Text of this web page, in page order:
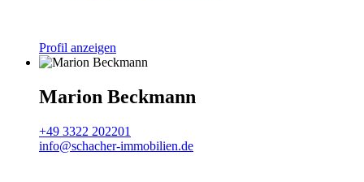
Profil anzeigen
Marion Beckmann
+49 3322 202201
info@schacher-immobilien.de